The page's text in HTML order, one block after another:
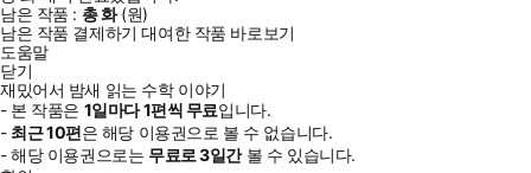
남은 작품 : 총화(원)
남은 작품 결제하기 대여한 작품 바로보기
도움말
닫기
재밌어서 밤새 읽는 수학 이야기
- 본 작품은 1일마다1편씩 무료입니다.
- 최근10편은 해당 이용권으로 볼 수 없습니다.
- 해당 이용권으로는 무료로3일간볼 수 있습니다.